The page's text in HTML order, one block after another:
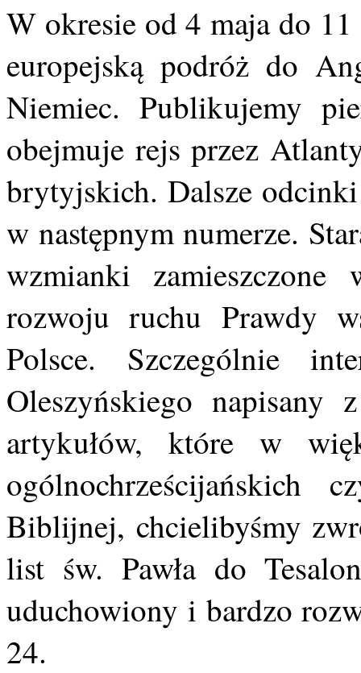
W okresie od 4 maja do
europejską podróż do
Niemiec. Publikujemy
obejmuje rejs przez
brytyjskich. Dalsze
w następnym numerze.
wzmianki
rozwoju ruchu Prawdy
Polsce. Szczególnie
Oleszyńskiego napisany
artykułów, które w
ogólnochrześcijańskich
Biblijnej, chcielibyśmy
list św. Pawła do
uduchowiony i bardzo
24.